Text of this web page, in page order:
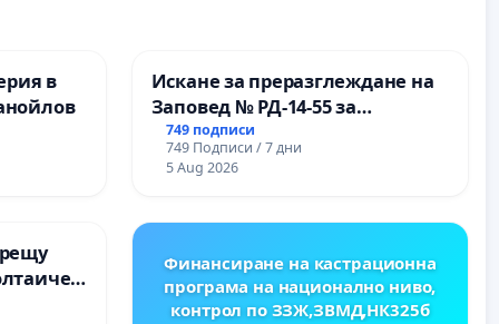
в
Искане за преразглеждане на
Заповед № РД-14-55 за
вливането на
Професионалната гимназия по
промишлени технологии в
гр. Пазарджик
749 подписи
749 Подписи / 7 дни
5 Aug 2026
Финансиране на кастрационна
програма на национално ниво,
контрол по ЗЗЖ,ЗВМД,НК325б